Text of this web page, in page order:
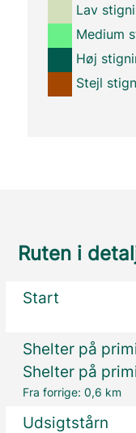
Lav
Medium
Høj
Stejl
Ruten i
Start
Shelter på
Shelter på
Fra forrige:0,6 km
Udsigtstårn